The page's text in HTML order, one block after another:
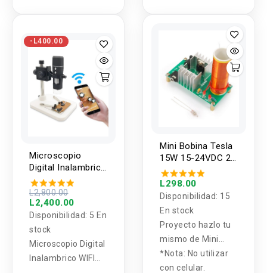
-L400.00
Microscopio
Digital Inalambrico
WIFI USB 5MP
600X
L2,800.00
L2,400.00
Disponibilidad: 5 En
stock
Microscopio Digital
Inalambrico WIFI
Mini Bobina Tesla
15W 15-24VDC 2A
(DIY)
L298.00
Disponibilidad: 15
En stock
Proyecto hazlo tu
mismo de Mini
bobina Tesla de
15W de potencia,
*Nota: No utilizar
con celular.